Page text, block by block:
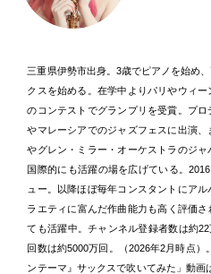
三重県伊勢市出身。3歳でピアノを始め
クスを始める。在学中よりパリやウィ
のコンテストでグランプリを受賞。プ
やマレーシアでのジャズフェスに出演
やグレン・ミラー・オーケストラのジャ
国際的にも活躍の場を広げている。
ュー。以降ほぼ毎年コンスタントにア
ラエティに富んだ作曲能力も高く評価さ
ても活躍中。チャンネル登録者数は約
回数は約5000万回。（2026年2月時点
ンテーマ』サックスで吹いてみた」動画